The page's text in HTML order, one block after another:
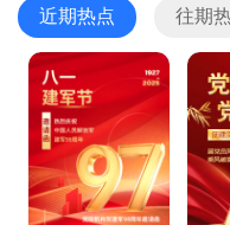
近期热点 往期